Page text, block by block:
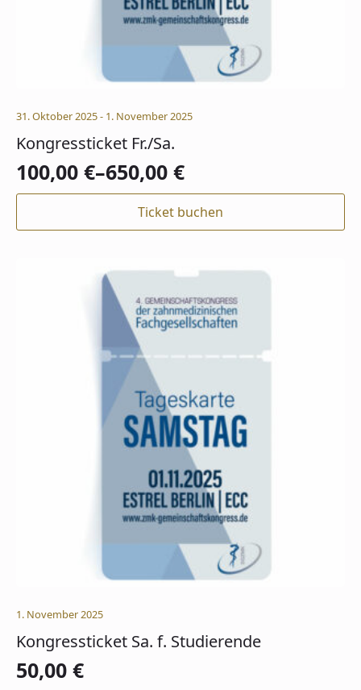
31. Oktober 2025 - 1. November 2025
Kongressticket Fr./Sa.
100,00 €–650,00 €
Ticket buchen
1. November 2025
Kongressticket Sa. f. Studierende
50,00 €